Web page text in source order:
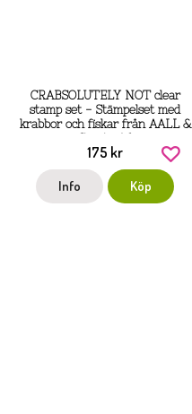
CRABSOLUTELY NOT clear
stamp set - Stämpelset med
krabbor och fiskar från AALL &
175 kr
Info Köp